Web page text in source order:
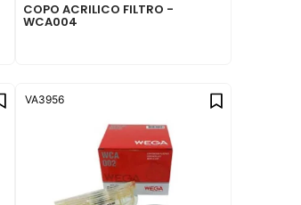
COPO ACRILICO FILTRO -
WCA004
VA3956